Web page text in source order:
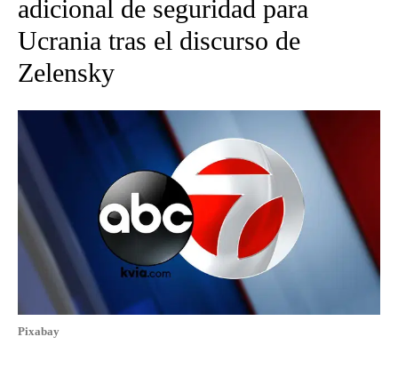
adicional de seguridad para
Ucrania tras el discurso de
Zelensky
Pixabay